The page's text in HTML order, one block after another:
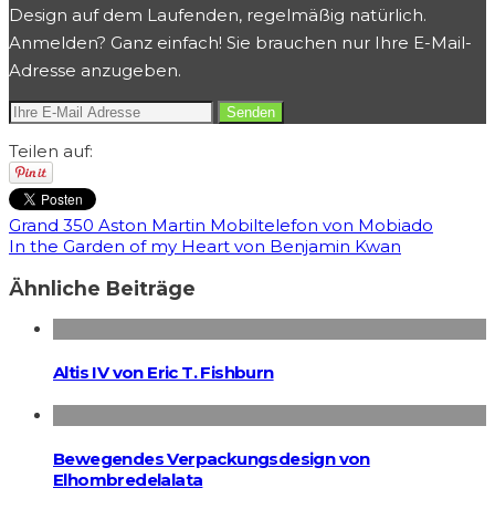
Design auf dem Laufenden, regelmäßig natürlich.
Anmelden? Ganz einfach! Sie brauchen nur Ihre E-Mail-
Adresse anzugeben.
Teilen auf:
Grand 350 Aston Martin Mobiltelefon von Mobiado
In the Garden of my Heart von Benjamin Kwan
Ähnliche Beiträge
Altis IV von Eric T. Fishburn
Bewegendes Verpackungsdesign von
Elhombredelalata